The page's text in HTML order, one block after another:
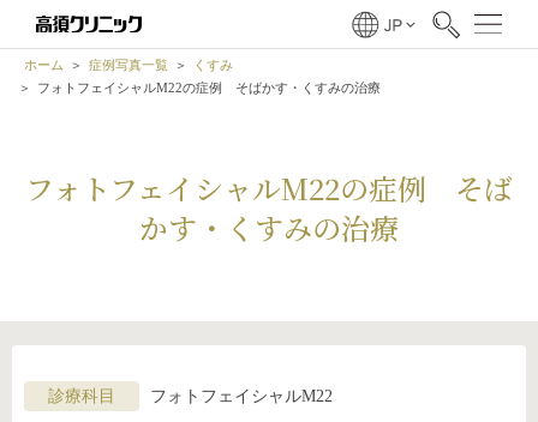
ホーム 症例写真一覧
くすみ
フォトフェイシャルM22の症例 そばかす・くすみの治療
フォトフェイシャルM22の症例 そば
かす・くすみの治療
診療科目 フォトフェイシャルM22